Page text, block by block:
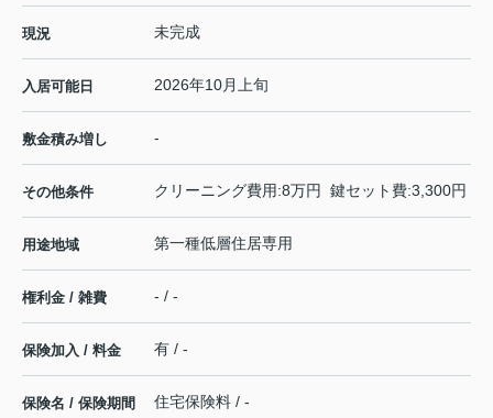
現況 未完成
入居可能日 2026年10月上旬
敷金積み増し -
その他条件 クリーニング費用:8万円 鍵セット費:3,300円
用途地域 第一種低層住居専用
権利金 / 雑費 - / -
保険加入 / 料金 有 / -
保険名 / 保険期間 住宅保険料 / -